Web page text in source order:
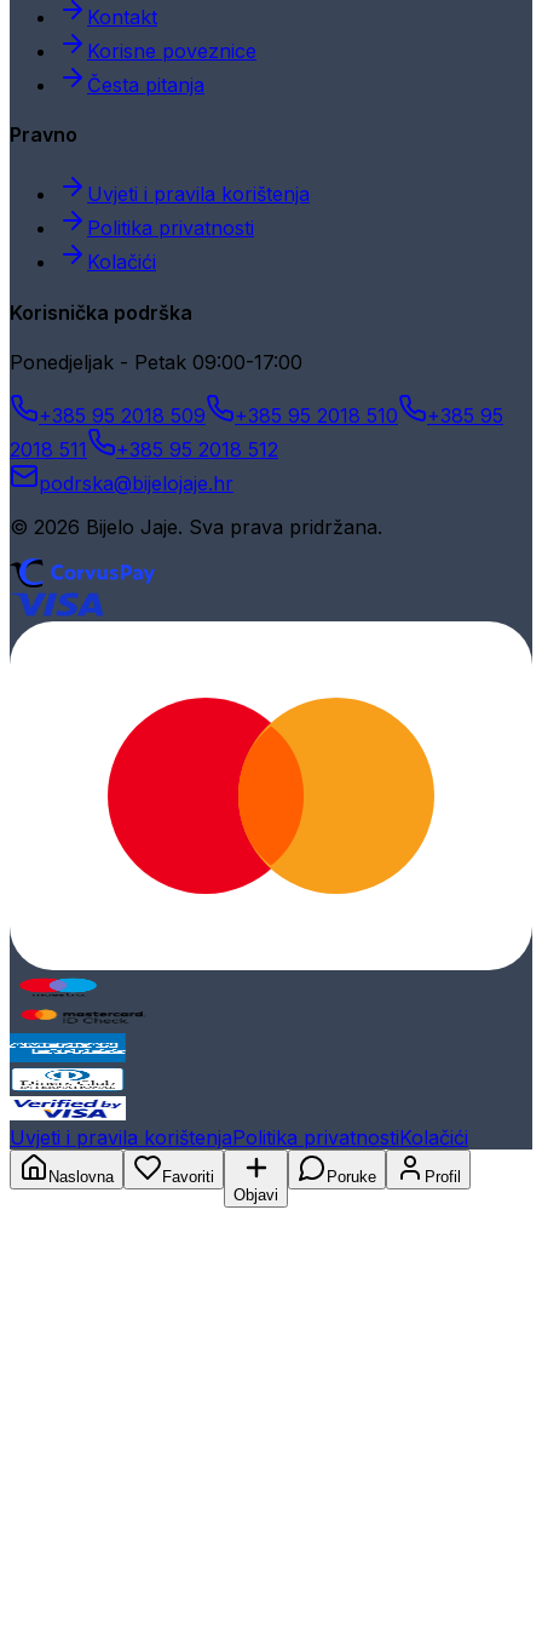
Kontakt
Korisne poveznice
Česta pitanja
Pravno
Uvjeti i pravila korištenja
Politika privatnosti
Kolačići
Korisnička podrška
Ponedjeljak - Petak 09:00-17:00
+385 95 2018 509 +385 95 2018 510
+385 95
2018 511
+385 95 2018 512
podrska@bijelojaje.hr
© 2026 Bijelo Jaje. Sva prava pridržana.
Uvjeti i pravila korištenjaPolitika privatnostiKolačići
Naslovna
Favoriti
Objavi
Poruke Profil